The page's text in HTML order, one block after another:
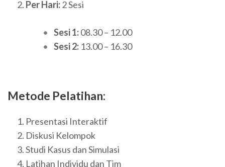
Per Hari:2 Sesi
Sesi 1:08.30 – 12.00
Sesi 2: 13.00 – 16.30
Metode Pelatihan:
Presentasi Interaktif
Diskusi Kelompok
Studi Kasus dan Simulasi
Latihan Individu dan Tim